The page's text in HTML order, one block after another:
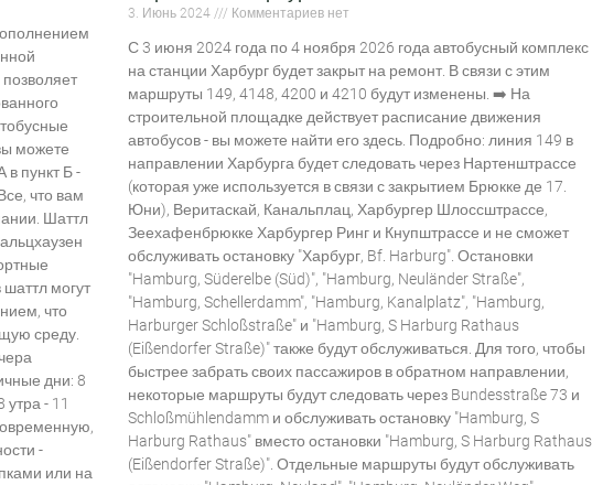
можете
в пункт Б -
что вам
Шаттл
шаттл могут
что
среду.
дни: 8
утра - 11
-
или на
3. Июнь 2024 Комментариев нет
С 3 июня 2024 года по 4 ноября 2026 года автобусный комплекс
на станции Харбург будет закрыт на ремонт. В связи с этим
маршруты 149, 4148, 4200 и 4210 будут изменены. ➡️ На
строительной площадке действует расписание движения
автобусов - вы можете найти его здесь. Подробно: линия 149 в
направлении Харбурга будет следовать через Нартенштрассе
(которая уже используется в связи с закрытием Брюкке де 17.
Юни), Веритаскай, Канальплац, Харбургер Шлоссштрассе,
Зеехафенбрюкке Харбургер Ринг и Кнупштрассе и не сможет
обслуживать остановку "Харбург, Bf. Harburg". Остановки
"Hamburg, Süderelbe (Süd)", "Hamburg, Neuländer Straße",
"Hamburg, Schellerdamm", "Hamburg, Kanalplatz", "Hamburg,
Harburger Schloßstraße" и "Hamburg, S Harburg Rathaus
(Eißendorfer Straße)" также будут обслуживаться. Для того, чтобы
быстрее забрать своих пассажиров в обратном направлении,
некоторые маршруты будут следовать через Bundesstraße 73 и
Schloßmühlendamm и обслуживать остановку "Hamburg, S
Harburg Rathaus" вместо остановки "Hamburg, S Harburg Rathaus
(Eißendorfer Straße)". Отдельные маршруты будут обслуживать